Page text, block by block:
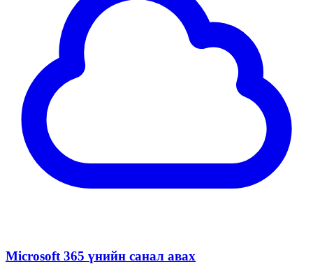
Microsoft 365 үнийн санал авах